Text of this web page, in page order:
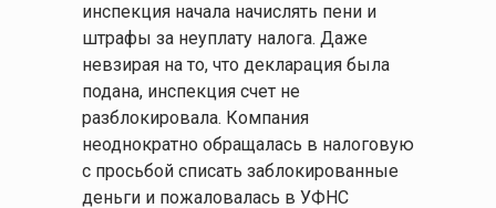
инспекция начала начислять пени и
штрафы за неуплату налога. Даже
невзирая на то, что декларация была
подана, инспекция счет не
разблокировала. Компания
неоднократно обращалась в налоговую
с просьбой списать заблокированные
деньги и пожаловалась в УФНС